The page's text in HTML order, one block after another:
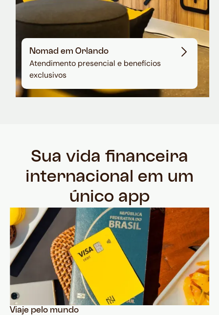
Nomad em Orlando
Atendimento presencial e benefícios
exclusivos
Sua vida financeira
internacional em um
único app
Viaje pelo mundo